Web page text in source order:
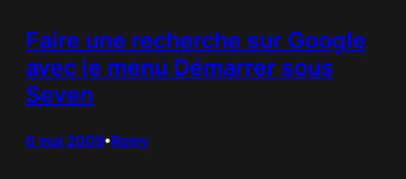
Faire une recherche sur Google
avec le menu Démarrer sous
Seven
6 mai 2009•Remy